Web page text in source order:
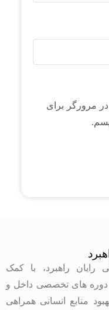
مرورگر برای
رایان راهبرد، با کمک
دوره های تخصصی داخل و
منابع انسانی همراهی